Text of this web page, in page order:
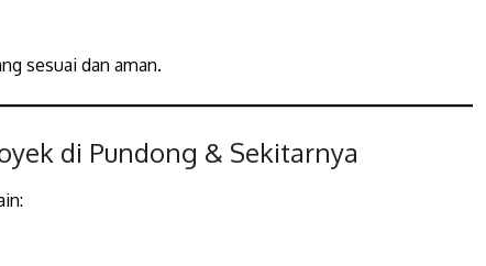
sesuai dan aman.
di Pundong & Sekitarnya